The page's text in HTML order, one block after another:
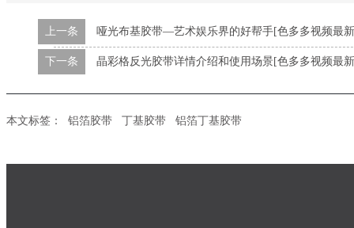
上一条 哑光布基胶带—艺术娱乐界的好帮手[色多多视频最
下一条 晶彩格反光胶带详情介绍和使用场景[色多多视频最
本文标签： 铝箔胶带 丁基胶带 铝箔丁基胶带